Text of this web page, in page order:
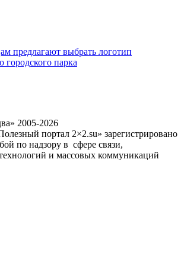
предлагают выбрать логотип
городского парка
2005-2026
портал 2×2.su» зарегистрировано
по надзору в сфере связи,
и массовых коммуникаций